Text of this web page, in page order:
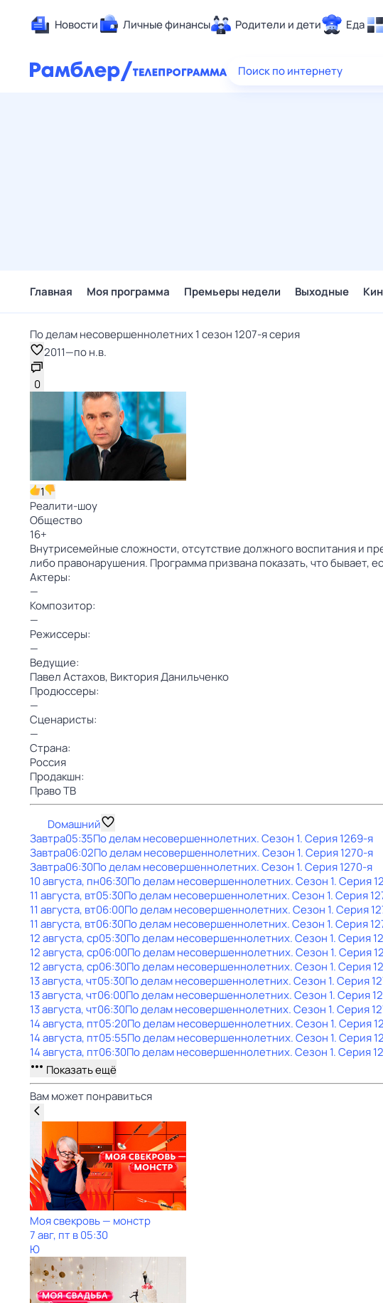
Новости Личные финансы Родители и дети Еда
Здоровье
Поиск по интернету
Главная Моя программа Премьеры недели Выходные
По делам несовершеннолетних 1 сезон 1207-я серия
2011—по н.в.
0
1
Реалити-шоу
Общество
16+
Внутрисемейные сложности, отсутствие должного воспитания и
либо правонарушения. Программа призвана показать, что бывает,
Актеры:
—
Композитор:
—
Режиссеры:
—
Ведущие:
Павел Астахов, Виктория Данильченко
Продюссеры:
—
Сценаристы:
—
Страна:
Россия
Продакшн:
Право ТВ
Dомашний
Завтра05:35По делам несовершеннолетних. Сезон 1. Серия 1269-я
Завтра06:02По делам несовершеннолетних. Сезон 1. Серия 1270-я
Завтра06:30По делам несовершеннолетних. Сезон 1. Серия 1270-я
10 августа, пн06:30По делам несовершеннолетних. Сезон 1. Серия
11 августа, вт05:30По делам несовершеннолетних. Сезон 1. Серия
11 августа, вт06:00По делам несовершеннолетних. Сезон 1. Серия
11 августа, вт06:30По делам несовершеннолетних. Сезон 1. Серия
12 августа, ср05:30По делам несовершеннолетних. Сезон 1. Серия
12 августа, ср06:00По делам несовершеннолетних. Сезон 1. Серия
12 августа, ср06:30По делам несовершеннолетних. Сезон 1. Серия
13 августа, чт05:30По делам несовершеннолетних. Сезон 1. Серия
13 августа, чт06:00По делам несовершеннолетних. Сезон 1. Серия
13 августа, чт06:30По делам несовершеннолетних. Сезон 1. Серия
14 августа, пт05:20По делам несовершеннолетних. Сезон 1. Серия
14 августа, пт05:55По делам несовершеннолетних. Сезон 1. Серия
14 августа, пт06:30По делам несовершеннолетних. Сезон 1. Серия
Показать ещё
Вам может понравиться
Моя свекровь — монстр
7 авг, пт в 05:30
Ю